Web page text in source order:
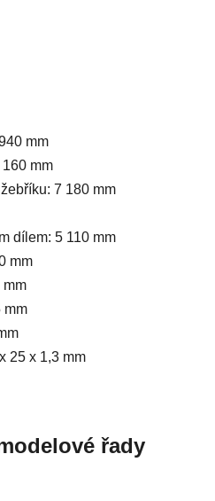
mm
mm
7 180 mm
dílem: 5 110 mm
mm
mm
mm
25 x 1,3 mm
řady